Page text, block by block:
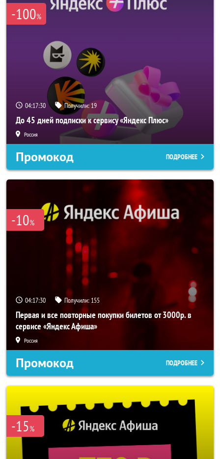
-100%
04:17:30 Получили:19
До 45 дней подписки к сервису «Яндекс Плюс»
Россия
Промокод ПОДРОБНЕЕ
-10%
04:17:30 Получили: 155
Первая и все повторные покупки билетов от 3000р. в
сервисе «Яндекс Афиша»
Россия
Промокод ПОДРОБНЕЕ
-15%